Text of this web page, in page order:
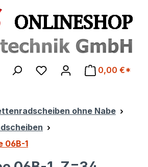
0,00 €*
ohne Nabe
06B-1